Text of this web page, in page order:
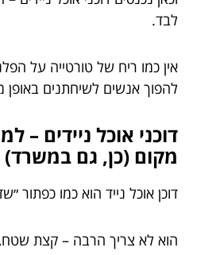
לבד.
אין כמו ריח של טורטייה על
להפוך אנשים לשיחתנים באופן
דוכני אוכל ניידים –
מקום (כן, גם במשרד)
דוכן אוכל נייד הוא כמו כפתור
הוא לא צריך הרבה – קצת